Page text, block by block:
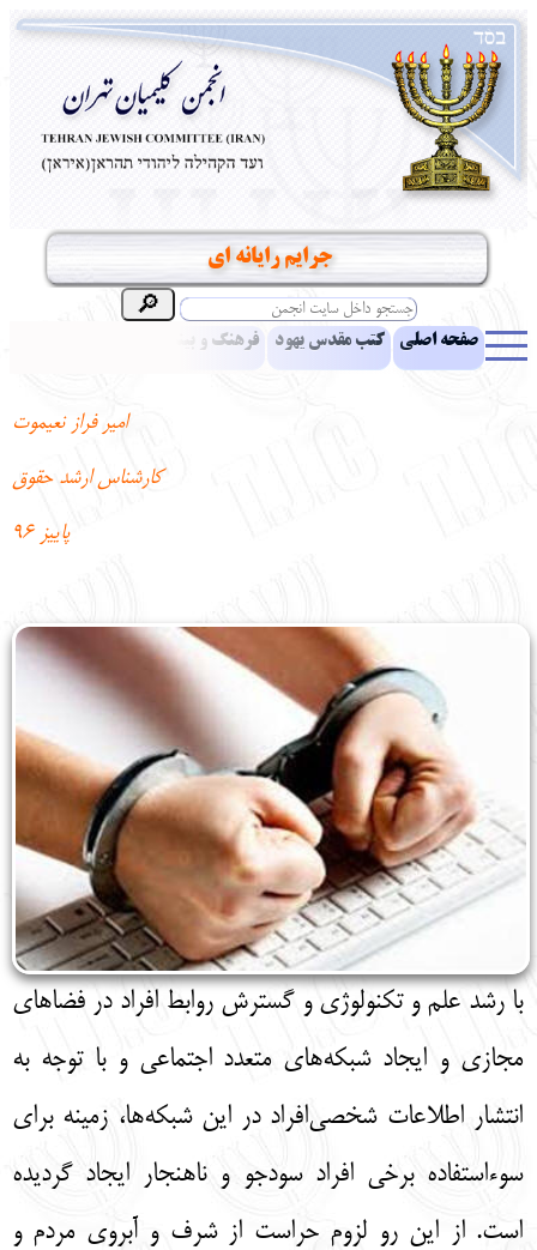
جرایم رایانه ای
صفحه اصلی کتب مقدس یهود فرهنگ و بینش یهود
امیر فراز نعیموت
کارشناس ارشد حقوق
پاییز 96
با رشد علم و تکنولوژی و گسترش روابط افراد در فضا‌های
مجازی و ایجاد شبکه‌های متعدد اجتماعی و با توجه به
انتشار اطلاعات شخصی‌افراد در این شبکه‌ها، زمینه برای
سوءاستفاده برخی ‌افراد سودجو و ناهنجار ایجاد گردیده
است. از این رو لزوم حراست از شرف و آبروی مردم و